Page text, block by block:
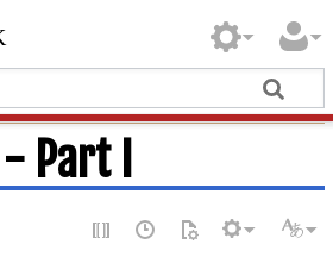
Part I